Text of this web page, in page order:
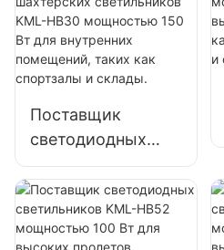
Вт для высоких
пролетов,
внутреннего
освещения
фабрик, складов и
т. д.
Поставщик
светодиодных
промышленных и
шахтерских
светильников
KML-HB30